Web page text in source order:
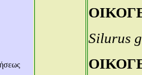
Silurus